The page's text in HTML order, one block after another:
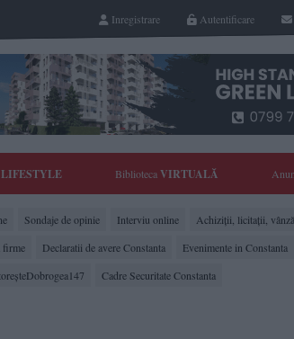
Autentificare
Inregistrare
BibliotecaVIRTUALĂ
Sondaje de opinie Interviu online
Achiziții, licitații,
firme Declaratii de avere Constanta
Evenimente in Constanta
Cadre Securitate Constanta